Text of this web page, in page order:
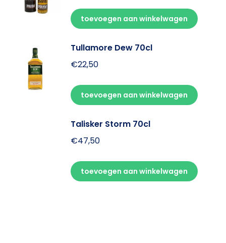
toevoegen aan winkelwagen
Tullamore Dew 70cl
€22,50
toevoegen aan winkelwagen
Talisker Storm 70cl
€47,50
toevoegen aan winkelwagen